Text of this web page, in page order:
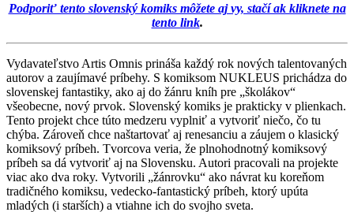
Podporiť tento slovenský komiks môžete aj vy, stačí ak kliknete na
tento link.
Vydavateľstvo Artis Omnis prináša každý rok nových talentovaných
autorov a zaujímavé príbehy. S komiksom NUKLEUS prichádza do
slovenskej fantastiky, ako aj do žánru kníh pre „školákov“
všeobecne, nový prvok. Slovenský komiks je prakticky v plienkach.
Tento projekt chce túto medzeru vyplniť a vytvoriť niečo, čo tu
chýba. Zároveň chce naštartovať aj renesanciu a záujem o klasický
komiksový príbeh. Tvorcova veria, že plnohodnotný komiksový
príbeh sa dá vytvoriť aj na Slovensku. Autori pracovali na projekte
viac ako dva roky. Vytvorili „žánrovku“ ako návrat ku koreňom
tradičného komiksu, vedecko-fantastický príbeh, ktorý upúta
mladých (i starších) a vtiahne ich do svojho sveta.